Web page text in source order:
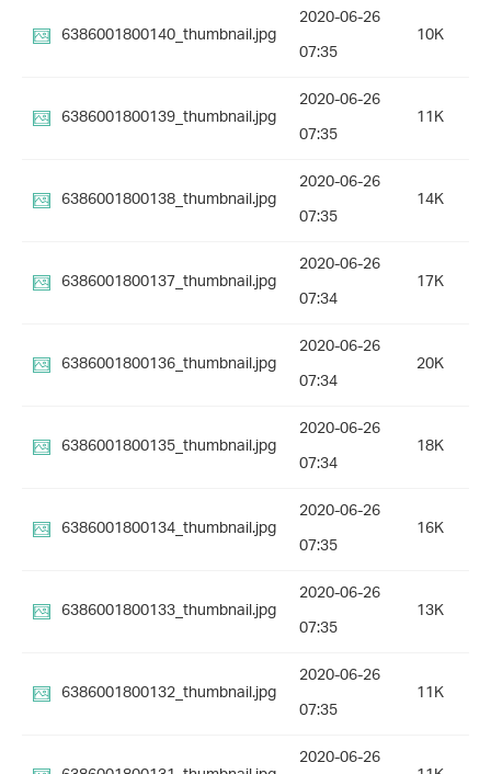
6386001800140_thumbnail.jpg
2020-06-26
07:35
10K
6386001800139_thumbnail.jpg
2020-06-26
07:35
11K
6386001800138_thumbnail.jpg
2020-06-26
07:35
14K
6386001800137_thumbnail.jpg
2020-06-26
07:34
17K
6386001800136_thumbnail.jpg
2020-06-26
07:34
20K
6386001800135_thumbnail.jpg
2020-06-26
07:34
18K
6386001800134_thumbnail.jpg
2020-06-26
07:35
16K
6386001800133_thumbnail.jpg
2020-06-26
07:35
13K
6386001800132_thumbnail.jpg
2020-06-26
07:35
11K
2020-06-26